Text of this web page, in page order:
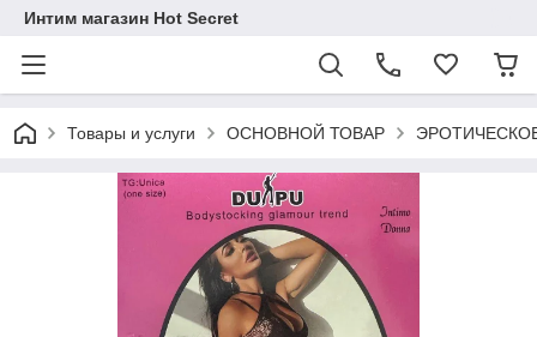
Интим магазин Hot Secret
Товары и услуги ОСНОВНОЙ ТОВАР